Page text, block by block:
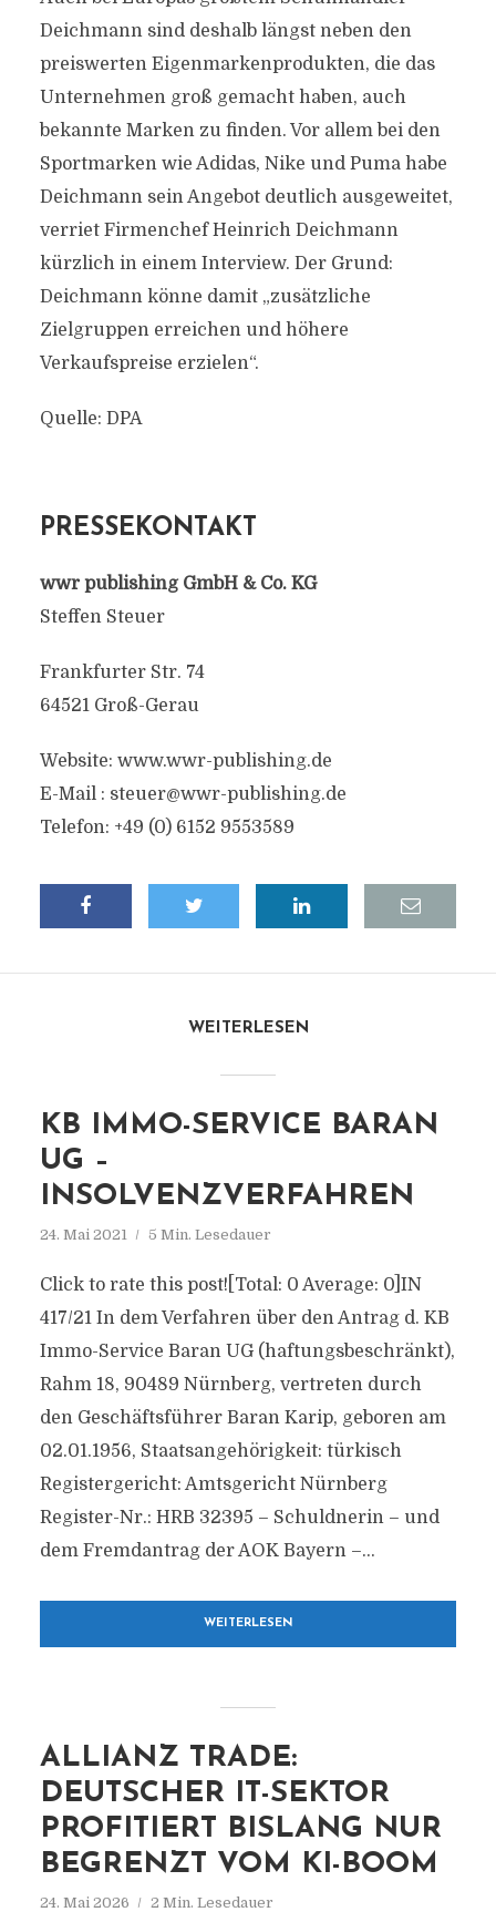
Deichmann sind deshalb längst neben den
preiswerten Eigenmarkenprodukten, die das
Unternehmen groß gemacht haben, auch
bekannte Marken zu finden. Vor allem bei den
Sportmarken wie Adidas, Nike und Puma habe
Deichmann sein Angebot deutlich ausgeweitet,
verriet Firmenchef Heinrich Deichmann
kürzlich in einem Interview. Der Grund:
Deichmann könne damit „zusätzliche
Zielgruppen erreichen und höhere
Verkaufspreise erzielen“.
Quelle: DPA
PRESSEKONTAKT
wwr publishing GmbH & Co. KG
Steffen Steuer
Frankfurter Str. 74
64521 Groß-Gerau
Website: www.wwr-publishing.de
E-Mail : steuer@wwr-publishing.de
Telefon: +49 (0) 6152 9553589
WEITERLESEN
KB IMMO-SERVICE BARAN
UG –
INSOLVENZVERFAHREN
24. Mai 2021 5 Min. Lesedauer
Click to rate this post![Total: 0 Average: 0]IN
417/21 In dem Verfahren über den Antrag d. KB
Immo-Service Baran UG (haftungsbeschränkt),
Rahm 18, 90489 Nürnberg, vertreten durch
den Geschäftsführer Baran Karip, geboren am
02.01.1956, Staatsangehörigkeit: türkisch
Registergericht: Amtsgericht Nürnberg
Register-Nr.: HRB 32395 – Schuldnerin – und
dem Fremdantrag der AOK Bayern –...
WEITERLESEN
ALLIANZ TRADE:
DEUTSCHER IT-SEKTOR
PROFITIERT BISLANG NUR
BEGRENZT VOM KI-BOOM
24. Mai 2026 2 Min. Lesedauer